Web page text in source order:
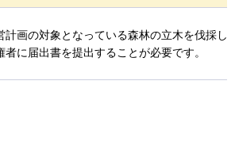
計画の対象となっている森林の立木を伐採し
者に届出書を提出することが必要です。